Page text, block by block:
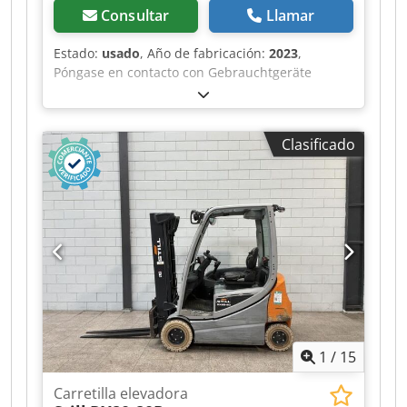
Consultar Llamar
Estado: usado, Año de fabricación: 2023,
Póngase en contacto con Gebrauchtgeräte
Center para obtener más información. Djdpfxezr
Tx Ij Apcjwa DE01
Clasificado
1 / 15
Carretilla elevadora